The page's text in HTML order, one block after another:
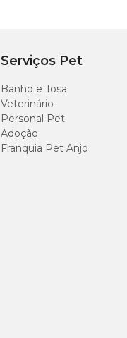
Serviços Pet
Banho e Tosa
Veterinário
Personal Pet
Adoção
Franquia Pet Anjo